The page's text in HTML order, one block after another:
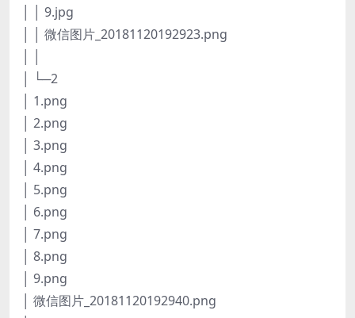
│ │ 9.jpg
│ │ 微信图片_20181120192923.png
│ └─2
│ 1.png
│ 2.png
│ 3.png
│ 4.png
│ 5.png
│ 6.png
│ 7.png
│ 8.png
│ 9.png
│ 微信图片_20181120192940.png